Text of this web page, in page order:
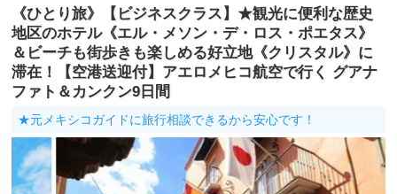
《ひとり旅》【ビジネスクラス】★観光に便利な歴史
地区のホテル《エル・メソン・デ・ロス・ポエタス》
＆ビーチも街歩きも楽しめる好立地《クリスタル》に
滞在！【空港送迎付】アエロメヒコ航空で行く グアナ
ファト＆カンクン9日間
★元メキシコガイドに旅行相談できるから安心です！